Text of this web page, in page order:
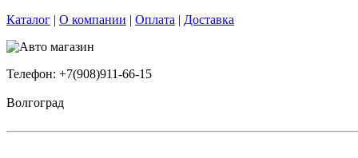
Каталог | О компании | Оплата | Доставка
Телефон: +7(908)911-66-15
Волгоград